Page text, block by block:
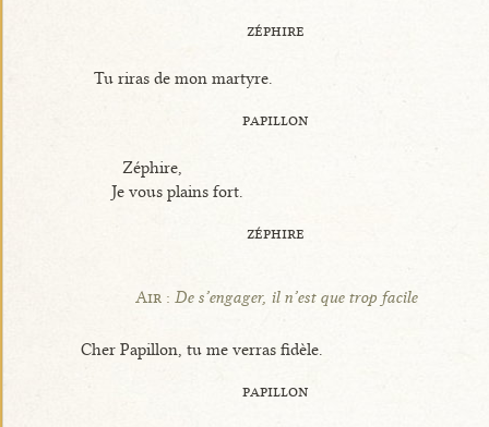
zéphire
Tu riras de mon martyre.
papillon
Zéphire,
Je vous plains fort.
zéphire
Air : De s’engager, il n’est que trop facile
Cher Papillon, tu me verras fidèle.
papillon